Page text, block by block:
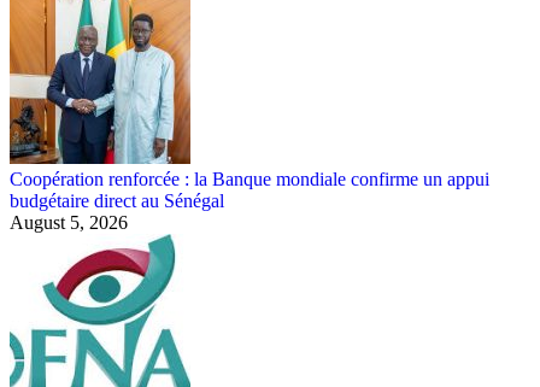
Coopération renforcée : la Banque mondiale confirme un appui
budgétaire direct au Sénégal
August 5, 2026